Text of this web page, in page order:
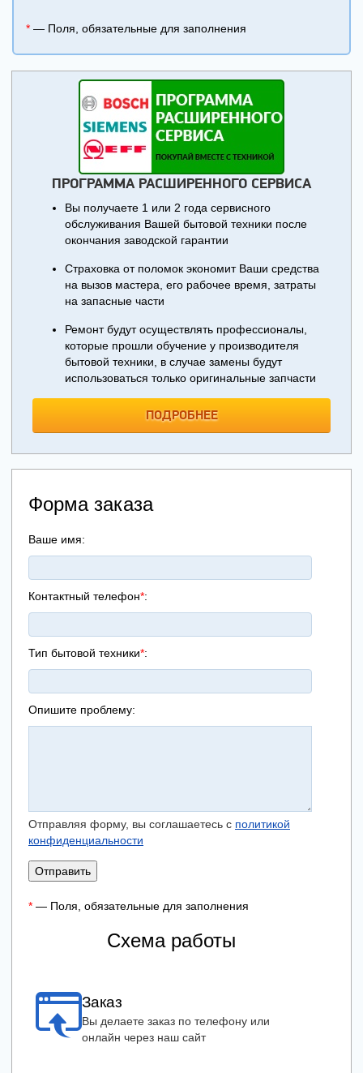
* — Поля, обязательные для заполнения
ПРОГРАММА РАСШИРЕННОГО СЕРВИСА
Вы получаете 1 или 2 года сервисного
обслуживания Вашей бытовой техники после
окончания заводской гарантии
Страховка от поломок экономит Ваши средства
на вызов мастера, его рабочее время, затраты
на запасные части
Ремонт будут осуществлять профессионалы,
которые прошли обучение у производителя
бытовой техники, в случае замены будут
использоваться только оригинальные запчасти
ПОДРОБНЕЕ
Форма заказа
Ваше имя:
Контактный телефон*:
Тип бытовой техники*:
Опишите проблему:
Отправляя форму, вы соглашаетесь с политикой
конфиденциальности
Отправить
* — Поля, обязательные для заполнения
Схема работы
Заказ
Вы делаете заказ по телефону или
онлайн через наш сайт